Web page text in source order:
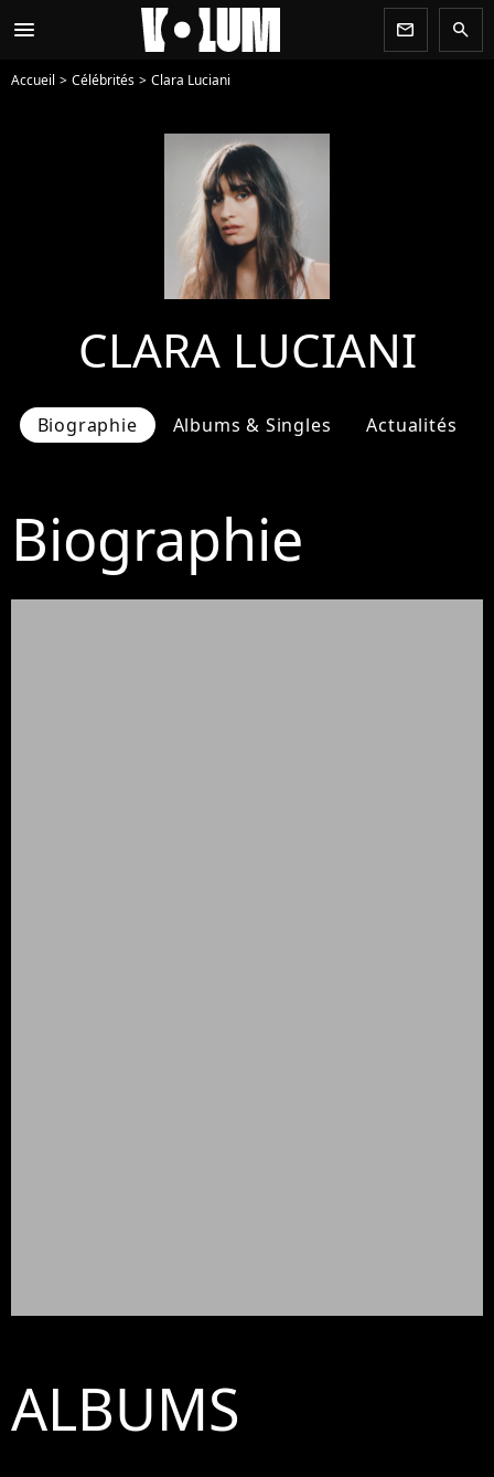
menu newsletter search
Accueil Célébrités Clara Luciani
CLARA LUCIANI
Biographie Albums & Singles Actualités
Biographie
ALBUMS